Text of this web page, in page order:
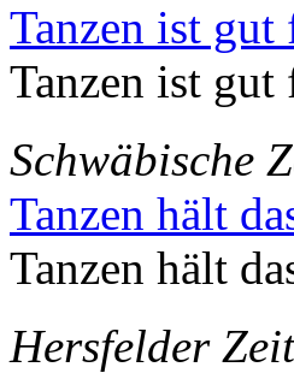
Tanzen ist gut
Tanzen ist gut
Schwäbische
Tanzen hält
Tanzen hält
Hersfelder